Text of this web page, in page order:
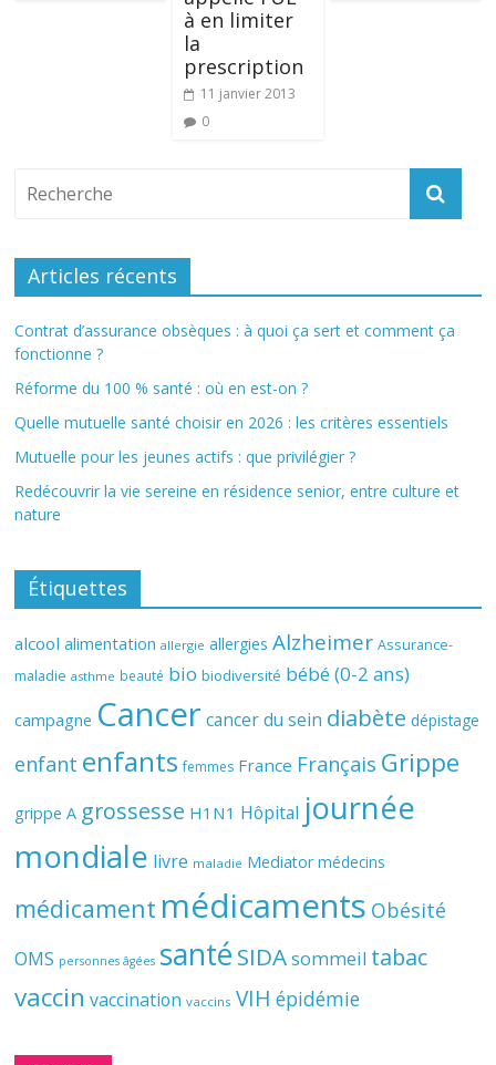
à en limiter
la
prescription
11 janvier 2013
0
Articles récents
Contrat d’assurance obsèques : à quoi ça sert et comment ça
fonctionne ?
Réforme du 100 % santé : où en est-on ?
Quelle mutuelle santé choisir en 2026 : les critères essentiels
Mutuelle pour les jeunes actifs : que privilégier ?
Redécouvrir la vie sereine en résidence senior, entre culture et
nature
Étiquettes
alcool alimentation allergie allergies Alzheimer Assurance-
maladie asthme beauté bio biodiversité bébé (0-2 ans)
campagne Cancer cancer du sein diabète dépistage
enfant enfants femmes France Français Grippe
grippe A grossesse H1N1 Hôpital journée
mondiale livre maladie Mediator médecins
médicament médicaments Obésité
OMS personnes âgées santé SIDAsommeil tabac
vaccin vaccination vaccins VIH épidémie